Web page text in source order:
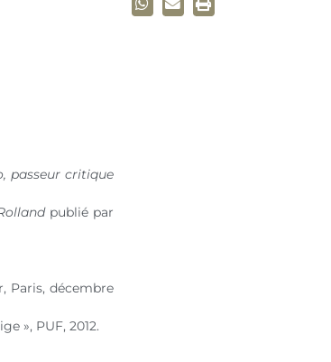
passeur critique
publié par
Paris, décembre
», PUF, 2012.